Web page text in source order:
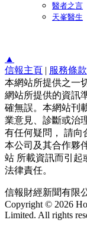
醫者之言
天峯醫生
▲
信報主頁 | 服務條款
本網站所提供之一
網站所提供的資訊
確無誤。本網站刊
業意見、診斷或治
有任何疑問， 請向
本公司及其合作夥
站 所載資訊而引起
法律責任。
信報財經新聞有限
Copyright © 2026
Limited. All rights